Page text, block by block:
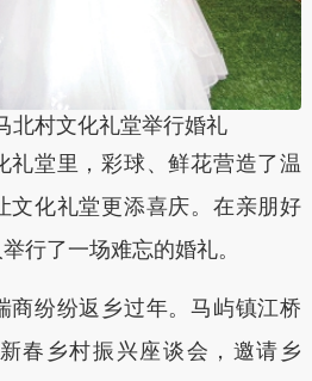
北村文化礼堂举行婚礼
堂里，彩球、鲜花营造了温
文化礼堂更添喜庆。在亲朋好
行了一场难忘的婚礼。
纷纷返乡过年。马屿镇江桥
春乡村振兴座谈会，邀请乡